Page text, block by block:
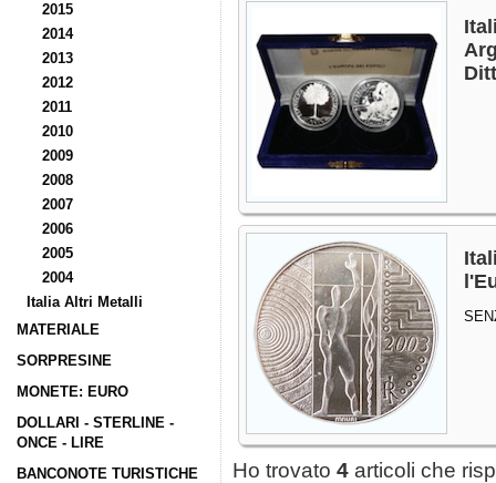
2015
2014
2013
2012
2011
2010
2009
2008
2007
2006
2005
2004
Italia Altri Metalli
MATERIALE
SORPRESINE
MONETE: EURO
DOLLARI - STERLINE -
ONCE - LIRE
BANCONOTE TURISTICHE
Ho trovato 4 articoli che